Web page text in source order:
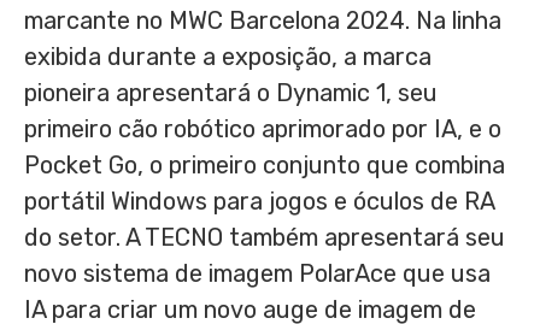
marcante no MWC Barcelona 2024. Na linha
exibida durante a exposição, a marca
pioneira apresentará o Dynamic 1, seu
primeiro cão robótico aprimorado por IA, e o
Pocket Go, o primeiro conjunto que combina
portátil Windows para jogos e óculos de RA
do setor. A TECNO também apresentará seu
novo sistema de imagem PolarAce que usa
IA para criar um novo auge de imagem de